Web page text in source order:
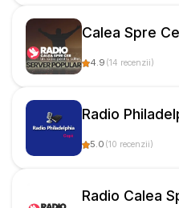
Calea Spre
4.9 (14 recenzii)
Radio
5.0 (10 recenzii)
Radio Calea